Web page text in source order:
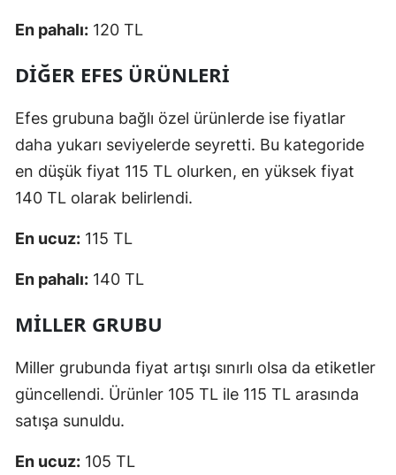
En pahalı: 120 TL
DIĞER EFES ÜRÜNLERI
Efes grubuna bağlı özel ürünlerde ise fiyatlar
daha yukarı seviyelerde seyretti. Bu kategoride
en düşük fiyat 115 TL olurken, en yüksek fiyat
140 TL olarak belirlendi.
En ucuz: 115 TL
En pahalı: 140 TL
MILLER GRUBU
Miller grubunda fiyat artışı sınırlı olsa da etiketler
güncellendi. Ürünler 105 TL ile 115 TL arasında
satışa sunuldu.
En ucuz: 105 TL